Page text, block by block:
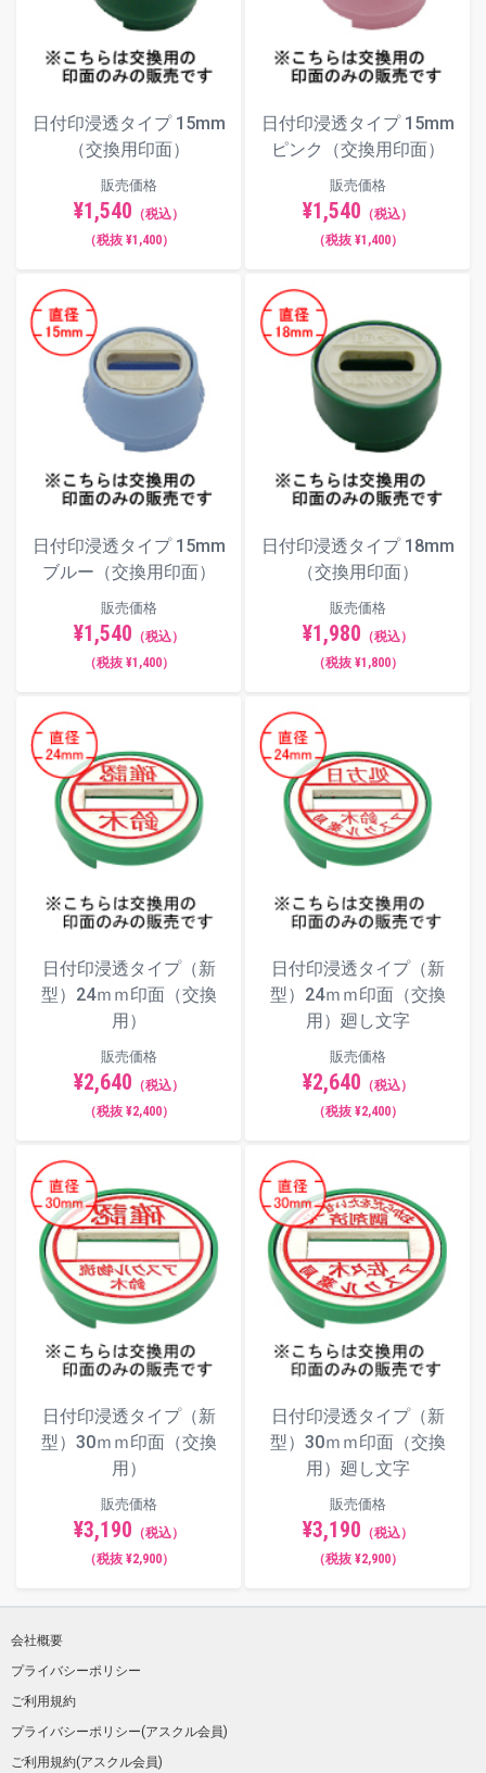
日付印浸透タイプ 15mm
（交換用印面）
販売価格
¥1,540 （税込）
（税抜 ¥1,400）
日付印浸透タイプ 15mm
ピンク（交換用印面）
販売価格
¥1,540 （税込）
（税抜 ¥1,400）
日付印浸透タイプ 15mm
ブルー（交換用印面）
販売価格
¥1,540 （税込）
（税抜 ¥1,400）
日付印浸透タイプ 18mm
（交換用印面）
販売価格
¥1,980 （税込）
（税抜 ¥1,800）
日付印浸透タイプ（新
型）24ｍｍ印面（交換
用）
販売価格
¥2,640 （税込）
（税抜 ¥2,400）
日付印浸透タイプ（新
型）24ｍｍ印面（交換
用）廻し文字
販売価格
¥2,640 （税込）
（税抜 ¥2,400）
日付印浸透タイプ（新
型）30ｍｍ印面（交換
用）
販売価格
¥3,190 （税込）
（税抜 ¥2,900）
日付印浸透タイプ（新
型）30ｍｍ印面（交換
用）廻し文字
販売価格
¥3,190 （税込）
（税抜 ¥2,900）
会社概要
プライバシーポリシー
ご利用規約
プライバシーポリシー(アスクル会員)
ご利用規約(アスクル会員)